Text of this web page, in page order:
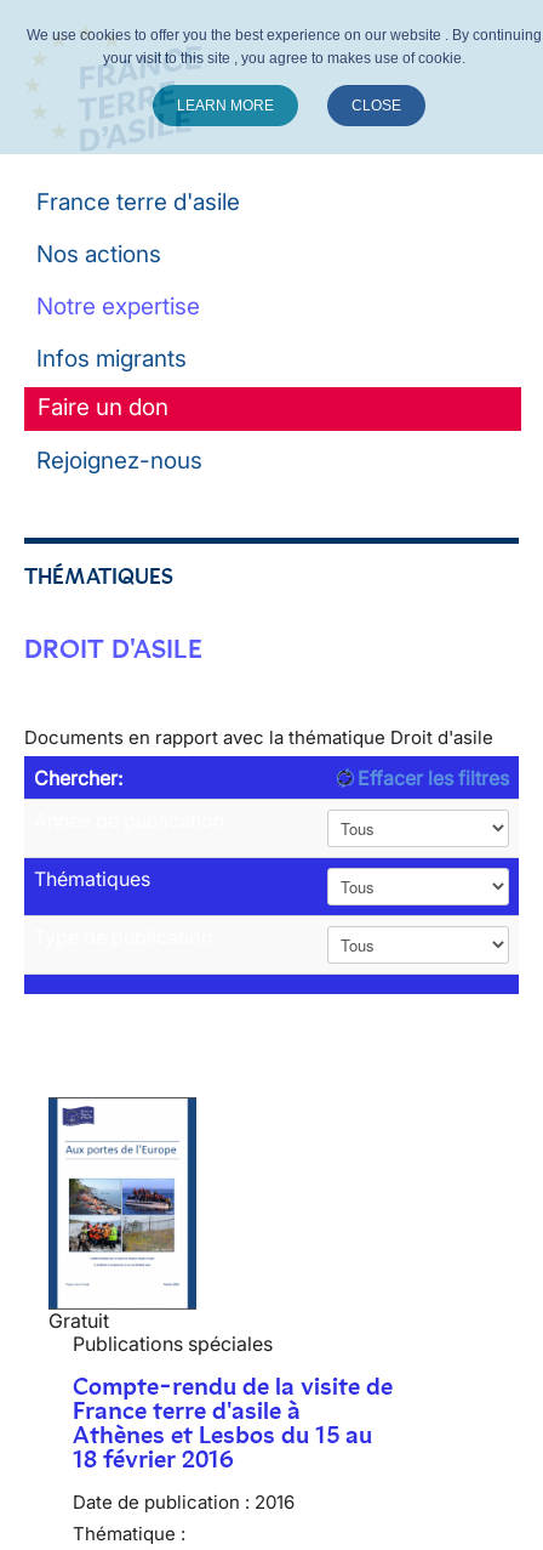
France terre d'asile
Nos actions
Notre expertise
Infos migrants
Faire un don
Rejoignez-nous
THÉMATIQUES
DROIT D'ASILE
Documents en rapport avec la thématique Droit d'asile
Chercher:
Effacer les filtres
Thématiques
Gratuit
Publications spéciales
Compte-rendu de la visite de
France terre d'asile à
Athènes et Lesbos du 15 au
18 février 2016
Date de publication : 2016
Thématique :
We use cookies to offer you the best experience on our website . By continuing
your visit to this site , you agree to makes use of cookie.
LEARN MORE CLOSE